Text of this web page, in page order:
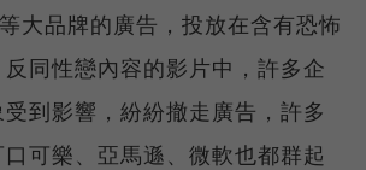
大品牌的廣告，投放在含有恐怖
同性戀內容的影片中，許多企
到影響，紛紛撤走廣告，許多
可樂、亞馬遜、微軟也都群起